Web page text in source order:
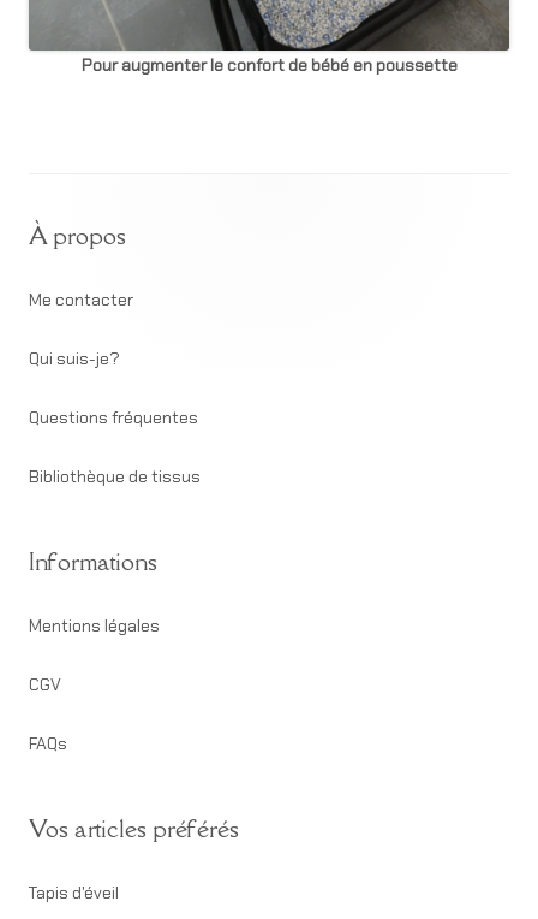
Pour augmenter le confort de bébé en poussette
Content
À propos
Me contacter
Qui suis-je?
Questions fréquentes
Bibliothèque de tissus
Informations
Mentions légales
CGV
FAQs
Vos articles préférés
Tapis d'éveil